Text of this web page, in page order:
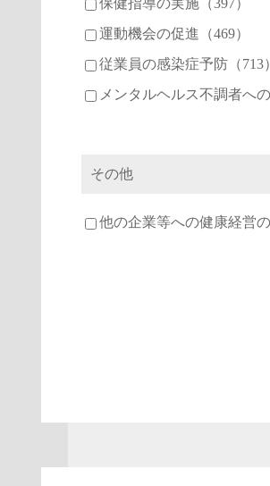
保健指導の実施（397）
運動機会の促進（469）
従業員の感染症予防（713
メンタルヘルス不調者へ
その他
他の企業等への健康経営